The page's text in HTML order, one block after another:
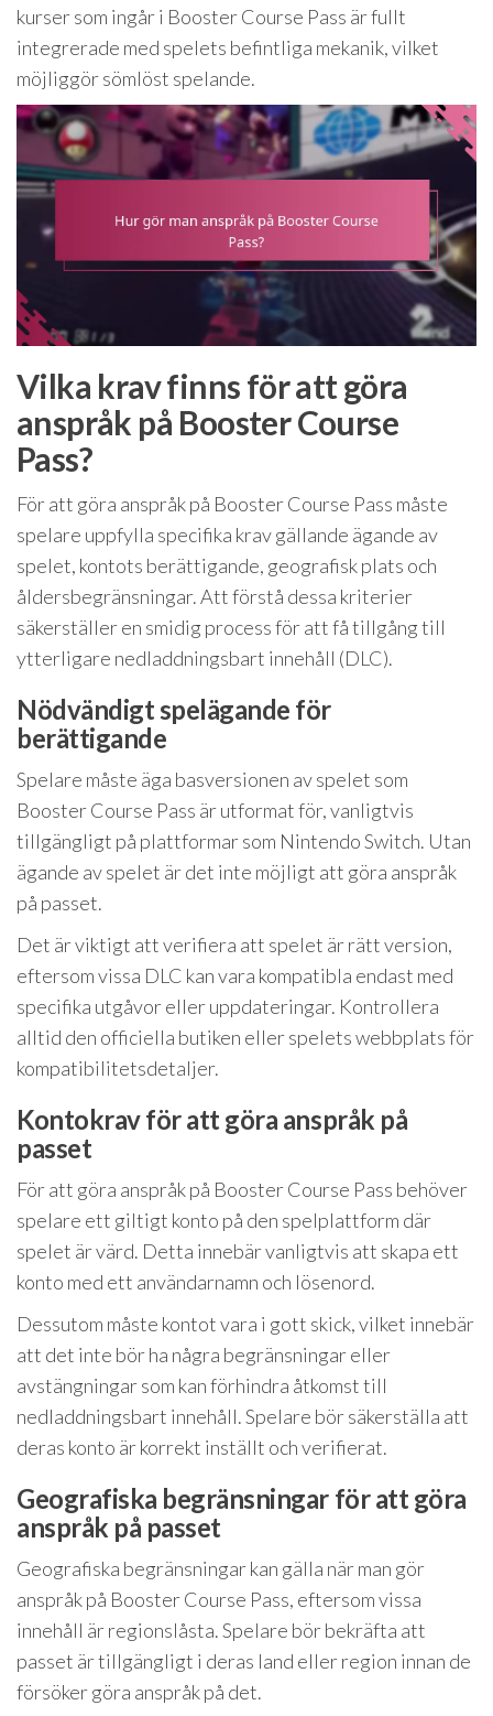
kurser som ingår i Booster Course Pass är fullt
integrerade med spelets befintliga mekanik, vilket
möjliggör sömlöst spelande.
Vilka krav finns för att göra
anspråk på Booster Course
Pass?
För att göra anspråk på Booster Course Pass måste
spelare uppfylla specifika krav gällande ägande av
spelet, kontots berättigande, geografisk plats och
åldersbegränsningar. Att förstå dessa kriterier
säkerställer en smidig process för att få tillgång till
ytterligare nedladdningsbart innehåll (DLC).
Nödvändigt spelägande för
berättigande
Spelare måste äga basversionen av spelet som
Booster Course Pass är utformat för, vanligtvis
tillgängligt på plattformar som Nintendo Switch. Utan
ägande av spelet är det inte möjligt att göra anspråk
på passet.
Det är viktigt att verifiera att spelet är rätt version,
eftersom vissa DLC kan vara kompatibla endast med
specifika utgåvor eller uppdateringar. Kontrollera
alltid den officiella butiken eller spelets webbplats för
kompatibilitetsdetaljer.
Kontokrav för att göra anspråk på
passet
För att göra anspråk på Booster Course Pass behöver
spelare ett giltigt konto på den spelplattform där
spelet är värd. Detta innebär vanligtvis att skapa ett
konto med ett användarnamn och lösenord.
Dessutom måste kontot vara i gott skick, vilket innebär
att det inte bör ha några begränsningar eller
avstängningar som kan förhindra åtkomst till
nedladdningsbart innehåll. Spelare bör säkerställa att
deras konto är korrekt inställt och verifierat.
Geografiska begränsningar för att göra
anspråk på passet
Geografiska begränsningar kan gälla när man gör
anspråk på Booster Course Pass, eftersom vissa
innehåll är regionslåsta. Spelare bör bekräfta att
passet är tillgängligt i deras land eller region innan de
försöker göra anspråk på det.